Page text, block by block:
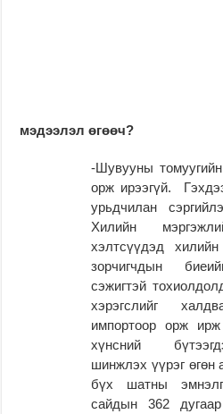
мэдээлэл өгөөч?
-Шувууны
орж ирээгүй.
урьдчилан
Хилийн
хэлтсүүдэд
зорчигчдын
сэжигтэй
хэрэгслийг
импортоор орж
хүнсний
шинжлэх үүрэг
бүх шатны
сайдын 362